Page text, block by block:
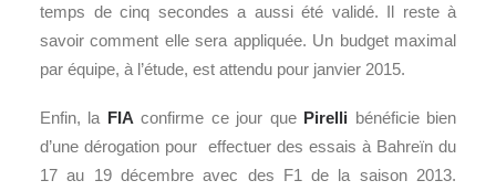
temps de cinq secondes a aussi été validé. Il reste à
savoir comment elle sera appliquée. Un budget maximal
par équipe, à l’étude, est attendu pour janvier 2015.
Enfin, la FIA confirme ce jour que Pirelli bénéficie bien
d’une dérogation pour effectuer des essais à Bahreïn du
17 au 19 décembre avec des F1 de la saison 2013.